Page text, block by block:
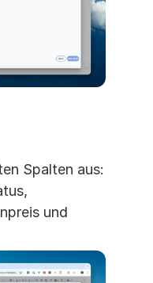
Spalten aus:
und